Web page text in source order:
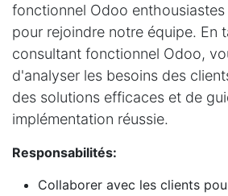
fonctionnel Odoo
pour rejoindre notre équipe. En
consultant fonctionnel Odoo,
d'analyser les besoins des
des solutions efficaces et de
implémentation réussie.
Responsabilités:
Collaborer avec les clients